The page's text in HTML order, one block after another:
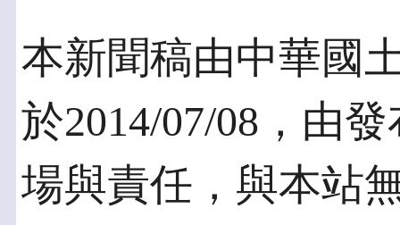
本新聞稿由中華國
於2014/07/08，由
場與責任，與本站